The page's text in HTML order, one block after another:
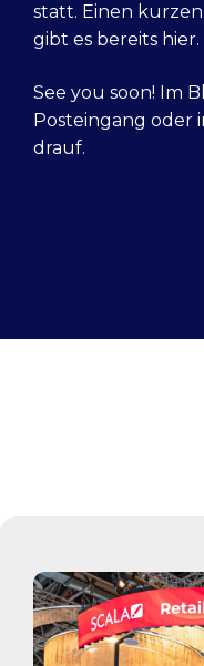
statt. Einen
gibt es bereits hier.
See you soon! Im
Posteingang oder
drauf.